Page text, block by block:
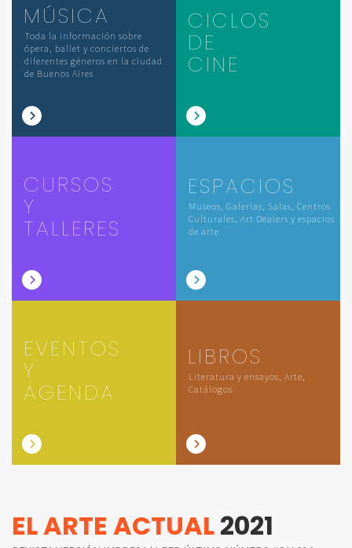
MÚSICA
Toda la información sobre
ópera, ballet y conciertos de
diferentes géneros en la ciudad
de Buenos Aires
CICLOS
DE
CINE
CURSOS
Y
TALLERES
ESPACIOS
Museos, Galerías, Salas, Centros
Culturales, Art Dealers y espacios
de arte
EVENTOS
Y
AGENDA
LIBROS
Literatura y ensayos, Arte,
Catálogos
EL ARTE ACTUAL2021